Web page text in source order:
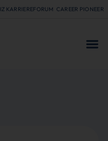
IZ KARRIEREFORUM CAREER PIONEER